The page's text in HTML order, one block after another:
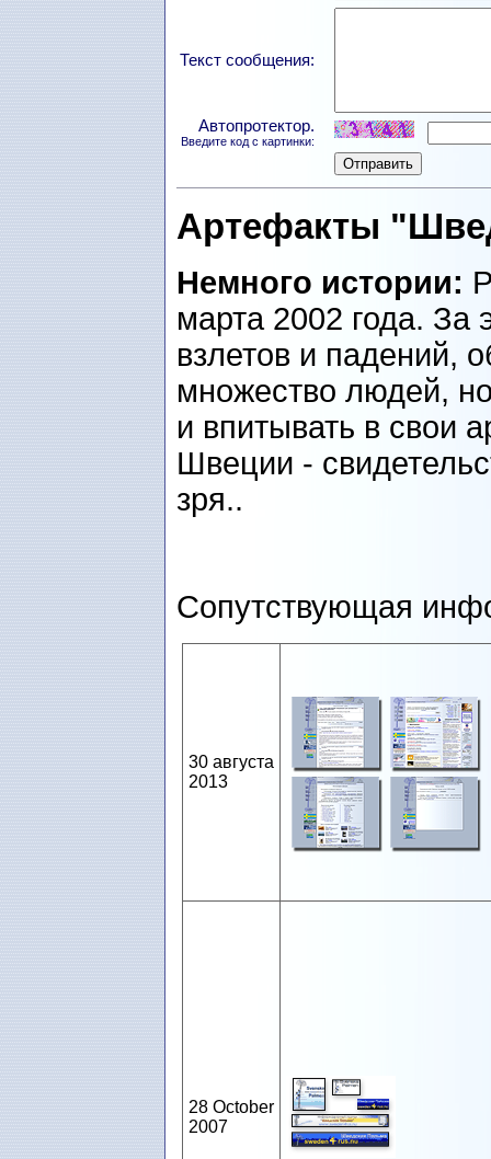
Текст сообщения:
Автопротектор.
Введите код с картинки:
Артефакты
Немного истории:
марта 2002 года. За
взлетов и падений,
множество людей,
и впитывать в свои
Швеции -
зря..
Сопутствующая
30 августа
2013
28 October
2007